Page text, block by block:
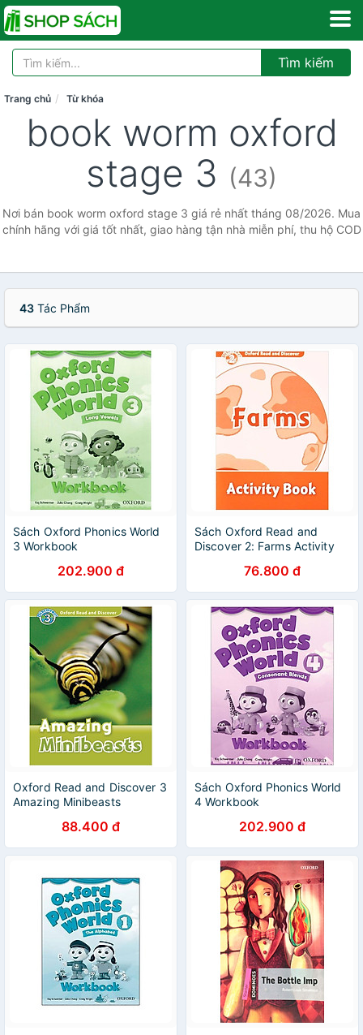
Tìm kiếm
Trang chủ Từ khóa
book worm oxford
stage 3 (43)
Nơi bán book worm oxford stage 3 giá rẻ nhất tháng 08/2026. Mua
chính hãng với giá tốt nhất, giao hàng tận nhà miễn phí, thu hộ COD
43 Tác Phẩm
Sách Oxford Phonics World
3 Workbook
202.900 đ
Sách Oxford Read and
Discover 2: Farms Activity
76.800 đ
Oxford Read and Discover 3
Amazing Minibeasts
88.400 đ
Sách Oxford Phonics World
4 Workbook
202.900 đ